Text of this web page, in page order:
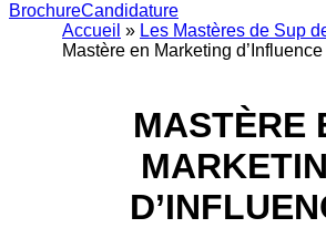
BrochureCandidature
Accueil » Les Mastères de Sup
Mastère en Marketing d’Influence
MASTÈRE